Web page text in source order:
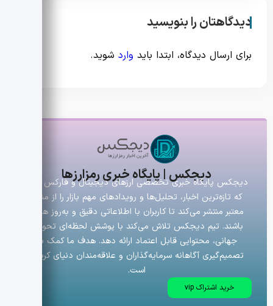
دیدگاهتان را بنویسید
برای ارسال دیدگاه، ابتدا باید وارد شوید.
دیجکس | پایگاه خبری رمزارزها
دیجکس پایگاه خبری تخصصی ارزهای دیجیتال و فارکس است
که تازه‌ترین اخبار، تحلیل‌ها و رویدادهای مهم بازار را از منابع
معتبر منتشر می‌کند تا کاربران با اطلاعاتی دقیق و به‌روز همراه
باشند. تیم دیجکس تلاش می‌کند با پوشش لحظه‌ای تحولات
جهانی، محتوایی قابل اعتماد ارائه دهد. هدف ما کمک به
تصمیم‌گیری آگاهانه سرمایه‌گذاران و علاقه‌مندان دنیای کریپتو
است.
خرید اشتراک vip